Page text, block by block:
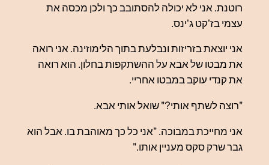
רוטנת. אני לא יכולה להסתובב כך ולכן מכסה את
עצמי בז'קט ג'ינס.
אני יוצאת בזריזות ונבלעת בתוך הלימוזינה. אני רואה
את מבטו של אבא על ההשתקפות בחלון. הוא רואה
את קנדי עוקב במבטו אחריי.
"רוצה לשתף אותי?" שואל אותי אבא.
אני מחייכת במבוכה. "אני כל כך מאוהבת בו. אבל הוא
גבר שרק סקס מעניין אותו."